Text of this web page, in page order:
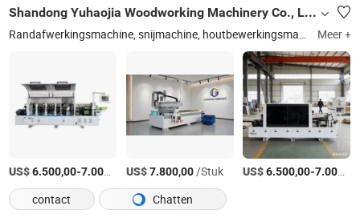
Shandong Yuhaojia Woodworking Machinery Co., Ltd.
Meer +
US$6.500,00-7.000,00 /Stuk
US$7.800,00/Stuk US$6.500,00-7.000,00
contact
Chatten